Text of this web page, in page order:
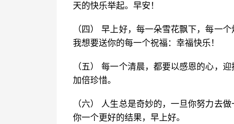
天的快乐举起。早安！
（四） 早上好，每一朵雪花飘下，每一
我想要送你的每一个祝福：幸福快乐！
（五） 每一个清晨，都要以感恩的心，
加倍珍惜。
（六） 人生总是奇妙的，一旦你努力去
你一个更好的结果，早上好。